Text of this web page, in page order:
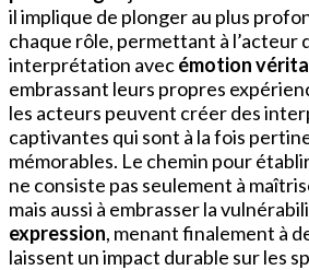
il implique de plonger au plus
chaque rôle, permettant à l’acteur
interprétation avecémotion
embrassant leurs propres
les acteurs peuvent créer des
captivantes qui sont à la fois
mémorables. Le chemin pour
ne consiste pas seulement à
mais aussi à embrasser la
expression, menant finalement à
laissent un impact durable sur les